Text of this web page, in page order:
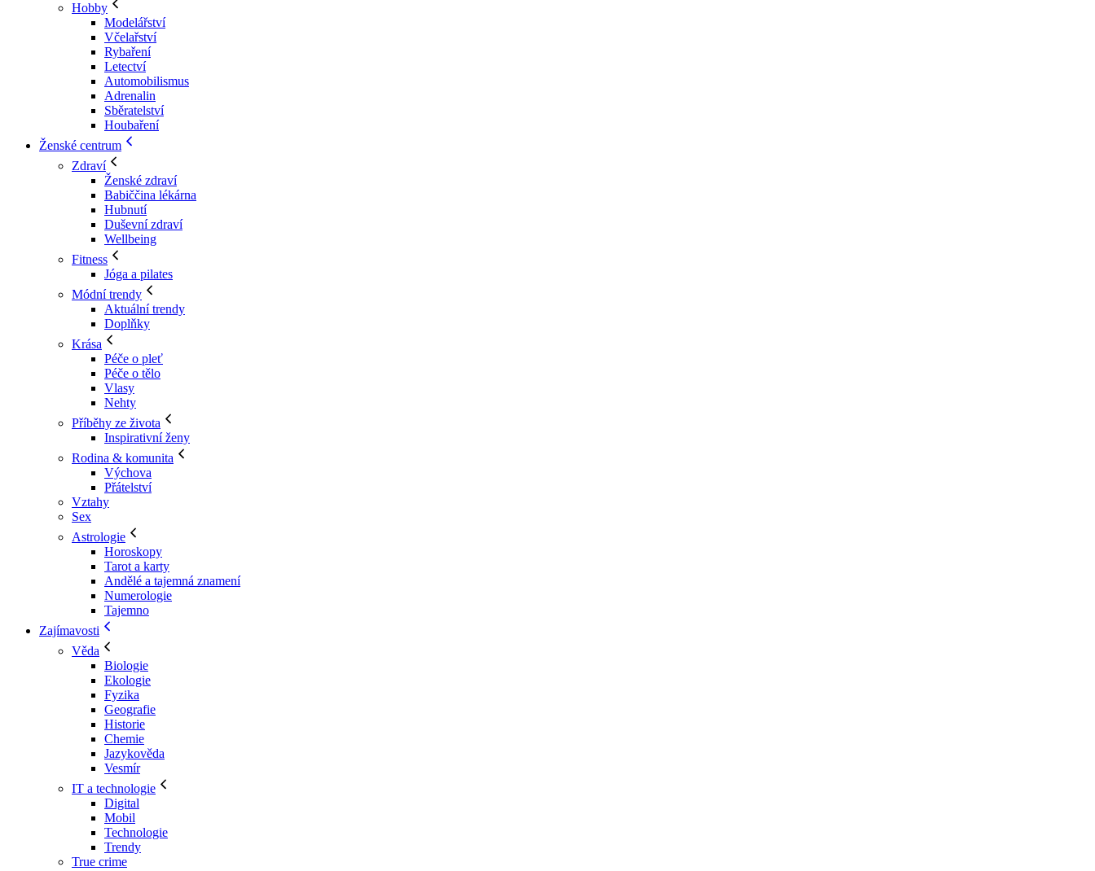
Hobby
Modelářství
Včelařství
Rybaření
Letectví
Automobilismus
Adrenalin
Sběratelství
Houbaření
Ženské centrum
Zdraví
Ženské zdraví
Babiččina lékárna
Hubnutí
Duševní zdraví
Wellbeing
Fitness
Jóga a pilates
Módní trendy
Aktuální trendy
Doplňky
Krása
Péče o pleť
Péče o tělo
Vlasy
Nehty
Příběhy ze života
Inspirativní ženy
Rodina & komunita
Výchova
Přátelství
Vztahy
Sex
Astrologie
Horoskopy
Tarot a karty
Andělé a tajemná znamení
Numerologie
Tajemno
Zajímavosti
Věda
Biologie
Ekologie
Fyzika
Geografie
Historie
Chemie
Jazykověda
Vesmír
IT a technologie
Digital
Mobil
Technologie
Trendy
True crime